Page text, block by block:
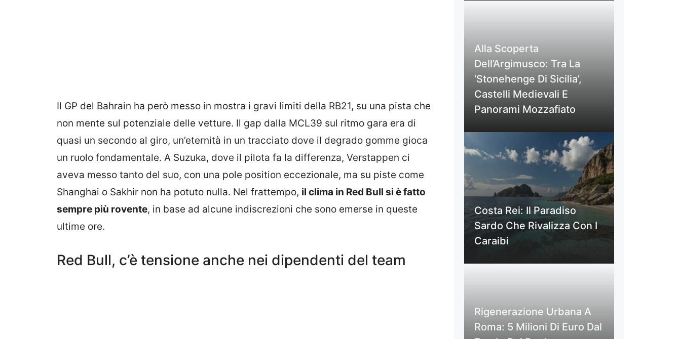
Il GP del Bahrain ha però messo in mostra i gravi limiti della RB21, su una pista che
non mente sul potenziale delle vetture. Il gap dalla MCL39 sul ritmo gara era di
quasi un secondo al giro, un’eternità in un tracciato dove il degrado gomme gioca
un ruolo fondamentale. A Suzuka, dove il pilota fa la differenza, Verstappen ci
aveva messo tanto del suo, con una pole position eccezionale, ma su piste come
Shanghai o Sakhir non ha potuto nulla. Nel frattempo, il clima in Red Bull si è fatto
sempre più rovente, in base ad alcune indiscrezioni che sono emerse in queste
ultime ore.
Red Bull, c’è tensione anche nei dipendenti del team
Alla Scoperta
Dell’Argimusco: Tra La
‘Stonehenge Di Sicilia’,
Castelli Medievali E
Panorami Mozzafiato
Costa Rei: Il Paradiso
Sardo Che Rivalizza Con I
Caraibi
Rigenerazione Urbana A
Roma: 5 Milioni Di Euro Dal